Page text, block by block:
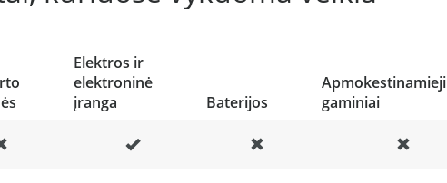
Elektros ir
elektroninė
įranga
Baterijos
Apmokestinamieji
gaminiai